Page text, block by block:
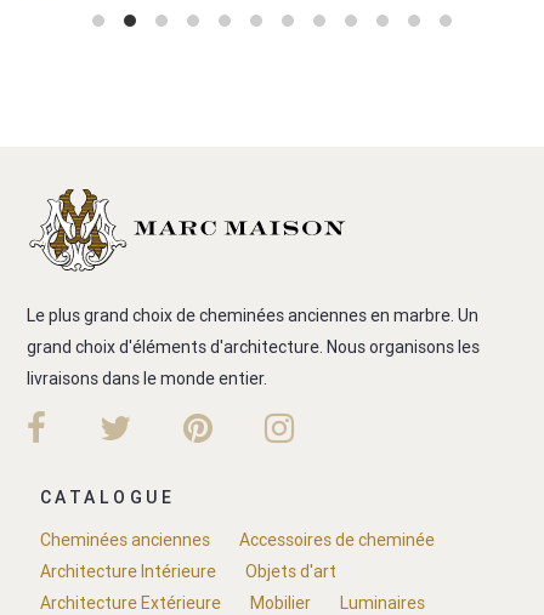
Le plus grand choix de cheminées anciennes en marbre. Un
grand choix d'éléments d'architecture. Nous organisons les
livraisons dans le monde entier.
CATALOGUE
Cheminées anciennes
Accessoires de cheminée
Architecture Intérieure
Objets d'art
Architecture Extérieure
Mobilier
Luminaires